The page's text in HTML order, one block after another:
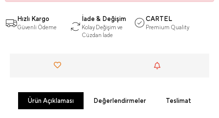
Hızlı Kargo
Güvenli Ödeme
İade & Değişim
Kolay Değişim ve
Cüzdan İade
CARTEL
Premium Quality
Ürün Açıklaması Değerlendirmeler Teslimat